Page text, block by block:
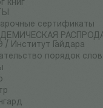
книг
сертификаты
/ Институт Гайдара
порядок слов